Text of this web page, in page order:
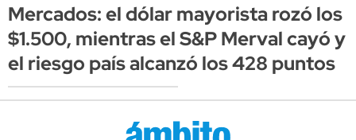
Mercados: el dólar mayorista rozó los
$1.500, mientras el S&P Merval cayó y
el riesgo país alcanzó los 428 puntos